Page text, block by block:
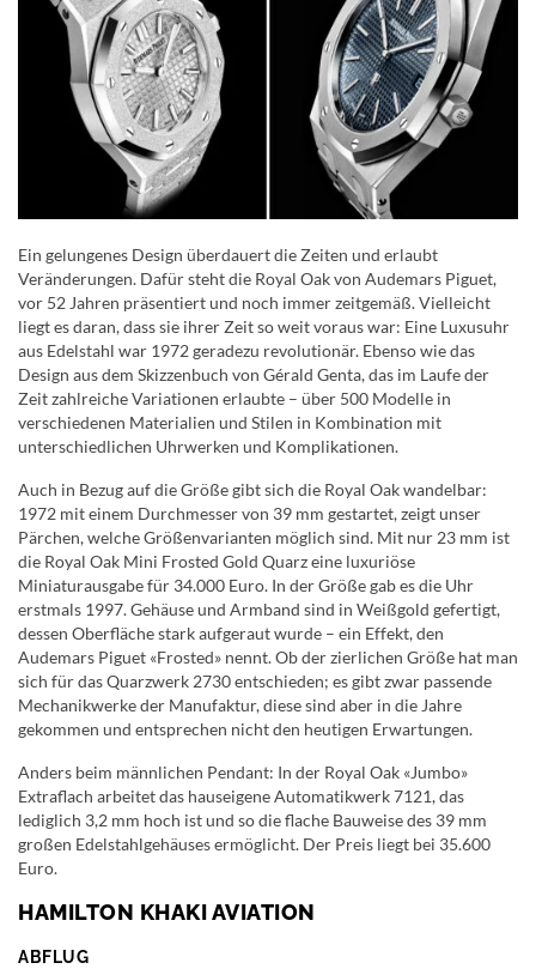
Ein gelungenes Design überdauert die Zeiten und erlaubt
Veränderungen. Dafür steht die Royal Oak von Audemars Piguet,
vor 52 Jahren präsentiert und noch immer zeitgemäß. Vielleicht
liegt es daran, dass sie ihrer Zeit so weit voraus war: Eine Luxusuhr
aus Edelstahl war 1972 geradezu revolutionär. Ebenso wie das
Design aus dem Skizzenbuch von Gérald Genta, das im Laufe der
Zeit zahlreiche Variationen erlaubte – über 500 Modelle in
verschiedenen Materialien und Stilen in Kombination mit
unterschiedlichen Uhrwerken und Komplikationen.
Auch in Bezug auf die Größe gibt sich die Royal Oak wandelbar:
1972 mit einem Durchmesser von 39 mm gestartet, zeigt unser
Pärchen, welche Größenvarianten möglich sind. Mit nur 23 mm ist
die Royal Oak Mini Frosted Gold Quarz eine luxuriöse
Miniaturausgabe für 34.000 Euro. In der Größe gab es die Uhr
erstmals 1997. Gehäuse und Armband sind in Weißgold gefertigt,
dessen Oberfläche stark aufgeraut wurde – ein Effekt, den
Audemars Piguet «Frosted» nennt. Ob der zierlichen Größe hat man
sich für das Quarzwerk 2730 entschieden; es gibt zwar passende
Mechanikwerke der Manufaktur, diese sind aber in die Jahre
gekommen und entsprechen nicht den heutigen Erwartungen.
Anders beim männlichen Pendant: In der Royal Oak «Jumbo»
Extraflach arbeitet das hauseigene Automatikwerk 7121, das
lediglich 3,2 mm hoch ist und so die flache Bauweise des 39 mm
großen Edelstahlgehäuses ermöglicht. Der Preis liegt bei 35.600
Euro.
HAMILTON KHAKI AVIATION
ABFLUG